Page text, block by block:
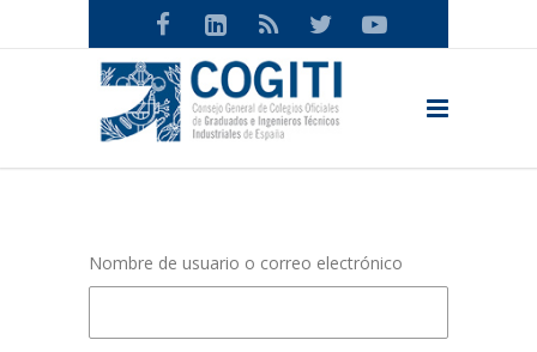
Nombre de usuario o correo electrónico